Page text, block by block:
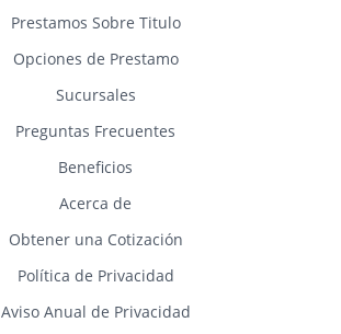
Prestamos Sobre Titulo
Opciones de Prestamo
Sucursales
Preguntas Frecuentes
Beneficios
Acerca de
Obtener una Cotización
Política de Privacidad
Aviso Anual de Privacidad